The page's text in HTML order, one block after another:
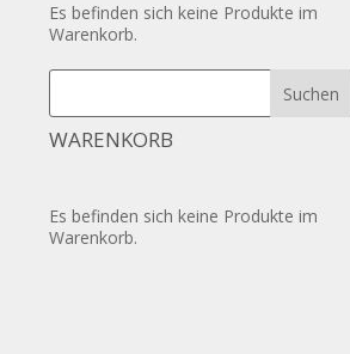
Es befinden sich keine Produkte im
Warenkorb.
WARENKORB
Es befinden sich keine Produkte im
Warenkorb.